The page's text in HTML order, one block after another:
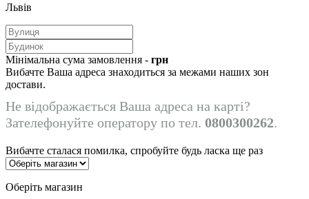
Львів
Мінімальна сума замовлення - грн
Вибачте Ваша адреса знаходиться за межами наших зон
достави.
Не відображається Ваша адреса на карті?
Зателефонуйте оператору по тел. 0800300262.
Вибачте сталася помилка, спробуйте будь ласка ще раз
Оберіть магазин